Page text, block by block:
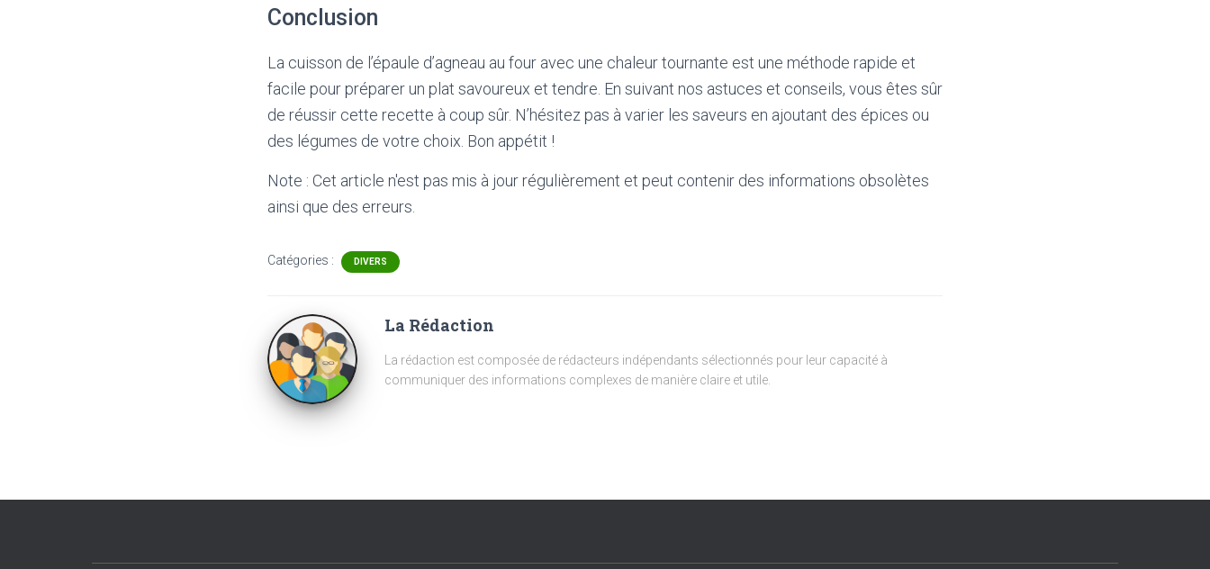
Conclusion
La cuisson de l’épaule d’agneau au four avec une chaleur tournante est une méthode rapide et
facile pour préparer un plat savoureux et tendre. En suivant nos astuces et conseils, vous êtes sûr
de réussir cette recette à coup sûr. N’hésitez pas à varier les saveurs en ajoutant des épices ou
des légumes de votre choix. Bon appétit !
Note : Cet article n'est pas mis à jour régulièrement et peut contenir des informations obsolètes
ainsi que des erreurs.
Catégories : DIVERS
La Rédaction
La rédaction est composée de rédacteurs indépendants sélectionnés pour leur capacité à
communiquer des informations complexes de manière claire et utile.